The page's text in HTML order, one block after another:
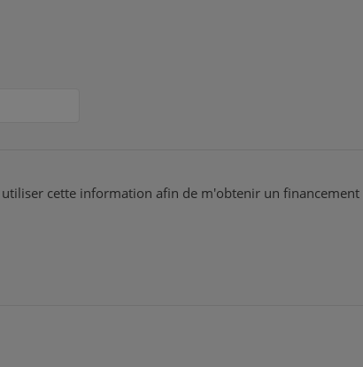
cette information afin de m'obtenir un